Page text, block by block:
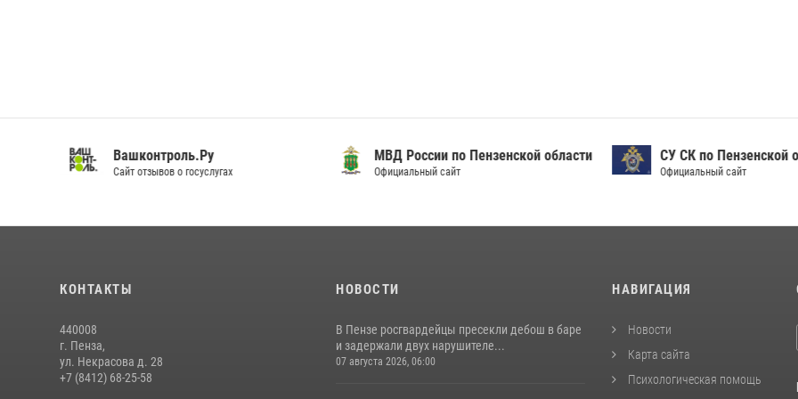
Вашконтроль.Ру
Сайт отзывов о госуслугах
МВД России по Пензенской области
Официальный сайт
СУ СК по Пензенской
Официальный сайт
КОНТАКТЫ
440008
г. Пенза,
ул. Некрасова д. 28
+7 (8412) 68-25-58
НОВОСТИ
В Пензе росгвардейцы пресекли дебош в баре
и задержали двух нарушителе...
07 августа 2026, 06:00
НАВИГАЦИЯ
Новости
Карта сайта
Психологическая помощь